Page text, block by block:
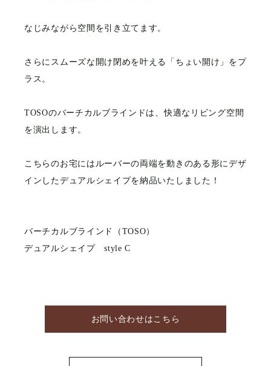
なじみながら空間を引き立てます。
さらにスムーズな開け閉めを叶える「ちょい開け」をプ
ラス。
TOSOのバーチカルブラインドは、快適なリビング空間
を演出します。
こちらのお宅にはルーバーの両端を動きのある形にデザ
インしたデュアルシェイプを納品いたしました！
バーチカルブラインド（TOSO）
デュアルシェイプ style C
お問い合わせはこちら